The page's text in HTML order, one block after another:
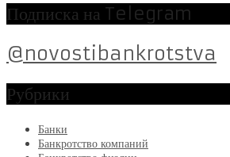
Подписка на Telegram
@novostibankrotstva
Рубрики
Банки
Банкротство компаний